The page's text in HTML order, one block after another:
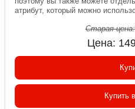
атрибут, который можно
Старая
Цена:
Купить